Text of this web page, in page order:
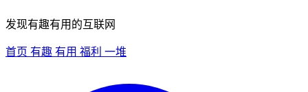
发现有趣有用的互联网
首页 有趣 有用 福利 一堆